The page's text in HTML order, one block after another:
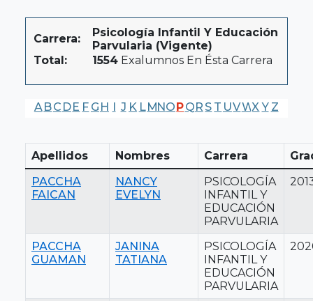
Carrera:
Psicología Infantil Y Educación
Parvularia (Vigente)
Total:
1554 Exalumnos En Ésta Carrera
A BC DE F G H I J K LMNOPQR S T UVWX Y Z
Apellidos Nombres Carrera
PACCHA
FAICAN
NANCY
EVELYN
PSICOLOGÍA
INFANTIL Y
EDUCACIÓN
PARVULARIA
PACCHA
GUAMAN
JANINA
TATIANA
PSICOLOGÍA
INFANTIL Y
EDUCACIÓN
PARVULARIA